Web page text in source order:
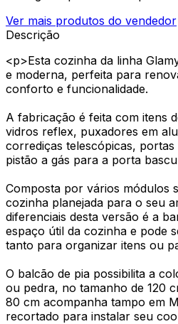
Ver mais produtos do vendedor
Descrição
<p>Esta cozinha da linha
e moderna, perfeita para
conforto e funcionalidade.
A fabricação é feita com itens
vidros reflex, puxadores em
corrediças telescópicas,
pistão a gás para a porta
Composta por vários módulos
cozinha planejada para o seu
diferenciais desta versão é a
espaço útil da cozinha e pode
tanto para organizar itens ou
O balcão de pia possibilita a
ou pedra, no tamanho de 120
80 cm acompanha tampo em
recortado para instalar seu